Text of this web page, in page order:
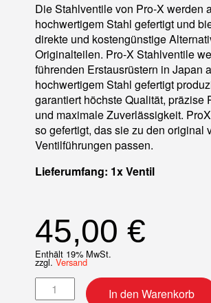
Die Stahlventile von Pro-X werden
hochwertigem Stahl gefertigt und
direkte und kostengünstige
Originalteilen. Pro-X Stahlventile
führenden Erstausrüstern in Japan
hochwertigem Stahl gefertigt
garantiert höchste Qualität, präzise
und maximale Zuverlässigkeit.
so gefertigt, das sie zu den original
Ventilführungen passen.
Lieferumfang: 1x Ventil
45,00 €
Enthält 19% MwSt.
zzgl. Versand
Ventil (Standard) Stahl Auslass
In den Warenkorb